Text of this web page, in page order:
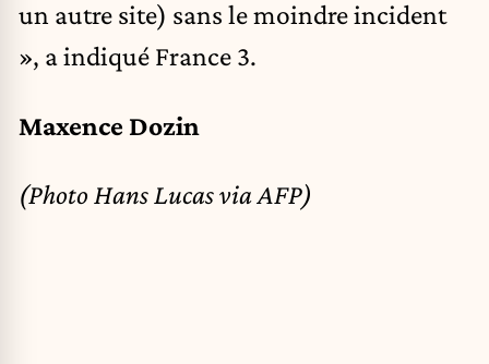
un autre site) sans le moindre incident
», a indiqué France 3.
Maxence Dozin
(Photo Hans Lucas via AFP)